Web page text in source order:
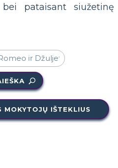
pataisant siužetinę
MOKYTOJŲ IŠTEKLIUS